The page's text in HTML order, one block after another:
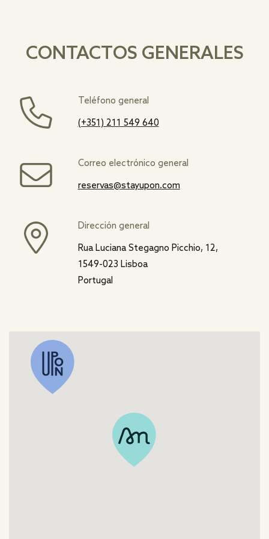
CONTACTOS GENERALES
Teléfono general
(+351) 211 549 640
Correo electrónico general
reservas@stayupon.com
Dirección general
Rua Luciana Stegagno Picchio, 12,
1549-023 Lisboa
Portugal